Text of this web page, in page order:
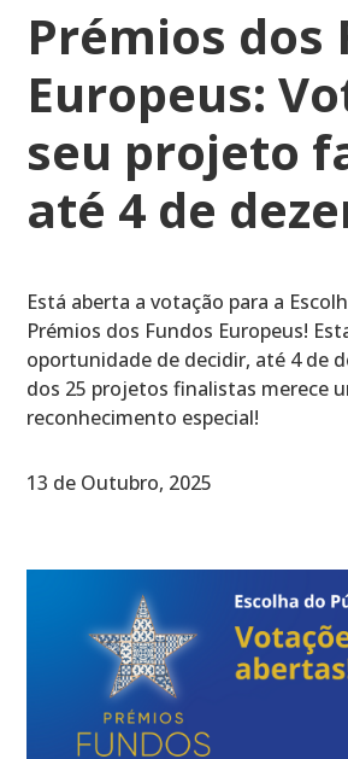
Prémios dos
Europeus:
seu projeto
até 4 de
Está aberta a votação para a
Prémios dos Fundos Europeus!
oportunidade de decidir, até 4 de
dos 25 projetos finalistas merece
reconhecimento especial!
13 de Outubro, 2025